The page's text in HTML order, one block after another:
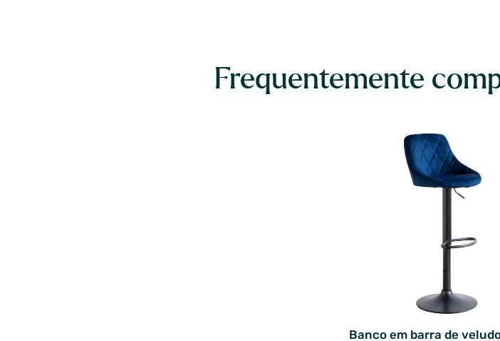
Frequentemente
Banco em barra de